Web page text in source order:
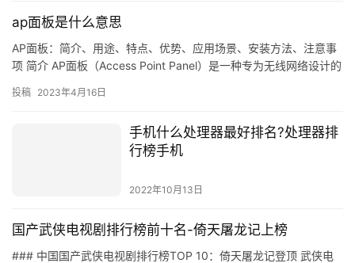
数都懂点周易，就是算算男女阴阳合不合，当然假媒婆另当别论。
生辰八字就是在找一个双方
ap面板是什么意思
AP面板：简介、用途、特点、优势、应用场景、安装方法、注意事
项 简介 AP面板（Access Point Panel）是一种专为无线网络设计的
投稿 2023年4月16日
手机什么处理器最好排名?处理器排
行榜手机
2022年10月13日
国产武侠电视剧排行榜前十名-倚天屠龙记上榜
### 中国国产武侠电视剧排行榜TOP 10：倚天屠龙记登顶 武侠电